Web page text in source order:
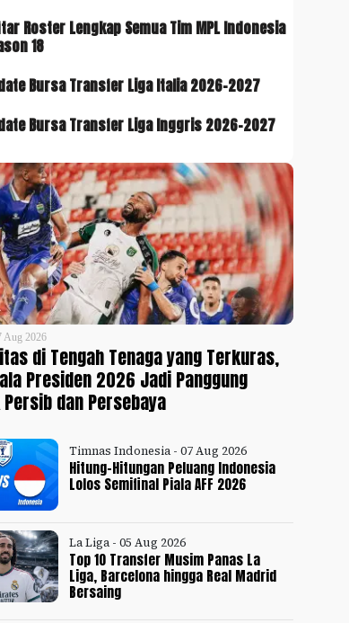
Roster Lengkap Semua Tim MPL Indonesia
18
Bursa Transfer Liga Italia 2026-2027
Bursa Transfer Liga Inggris 2026-2027
Aug 2026
di Tengah Tenaga yang Terkuras,
Presiden 2026 Jadi Panggung
Persib dan Persebaya
Timnas Indonesia - 07 Aug 2026
Hitung-Hitungan Peluang Indonesia
Lolos Semifinal Piala AFF 2026
La Liga - 05 Aug 2026
Top 10 Transfer Musim Panas La
Liga, Barcelona hingga Real Madrid
Bersaing